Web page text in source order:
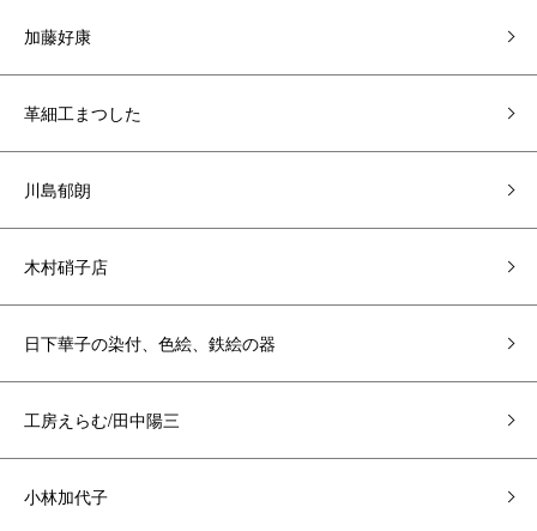
加藤好康
革細工まつした
川島郁朗
木村硝子店
日下華子の染付、色絵、鉄絵の器
工房えらむ/田中陽三
小林加代子